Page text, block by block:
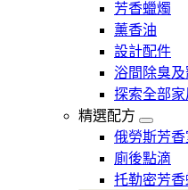
芳香蠟燭
薰香油
設計配件
浴間除臭
探索全部家
精選配方
俄勞斯芳
廁後點滴
托勒密芳香